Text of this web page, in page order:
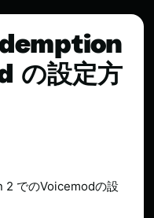
の設定方
2 でのVoicemodの設